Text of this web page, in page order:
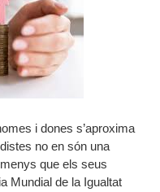
i dones s’aproxima
no en són una
que els seus
Mundial de la Igualtat